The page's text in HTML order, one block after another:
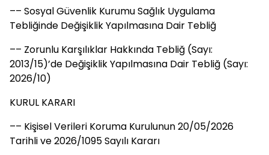
–– Sosyal Güvenlik Kurumu Sağlık Uygulama
Tebliğinde Değişiklik Yapılmasına Dair Tebliğ
–– Zorunlu Karşılıklar Hakkında Tebliğ (Sayı:
2013/15)’de Değişiklik Yapılmasına Dair Tebliğ (Sayı:
2026/10)
KURUL KARARI
–– Kişisel Verileri Koruma Kurulunun 20/05/2026
Tarihli ve 2026/1095 Sayılı Kararı